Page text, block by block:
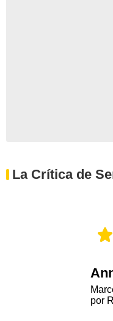
La Crítica de
por